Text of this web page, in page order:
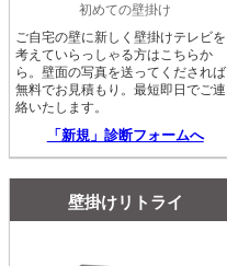
初めての壁掛け
ご自宅の壁に新しく壁掛けテレビを
考えていらっしゃる方はこちらか
ら。壁面の写真を送ってくだされば
無料でお見積もり。最短即日でご連
絡いたします。
「新規」診断フォームへ
壁掛けリトライ